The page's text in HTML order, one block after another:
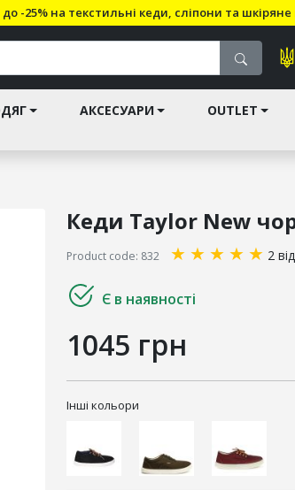
-25% на текстильні кеди, сліпони та шкіряне
АКСЕСУАРИ OUTLET
Кеди Taylor New
Product code: 832 ★ ★ ★ ★ ★ 2
Є в наявності
1045 грн
Інші кольори